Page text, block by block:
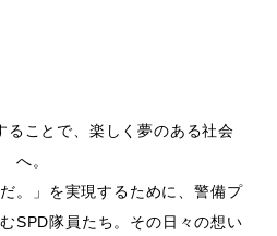
ることで、楽しく夢のある社会
へ。
。」を実現するために、警備プ
SPD隊員たち。 その日々の想い